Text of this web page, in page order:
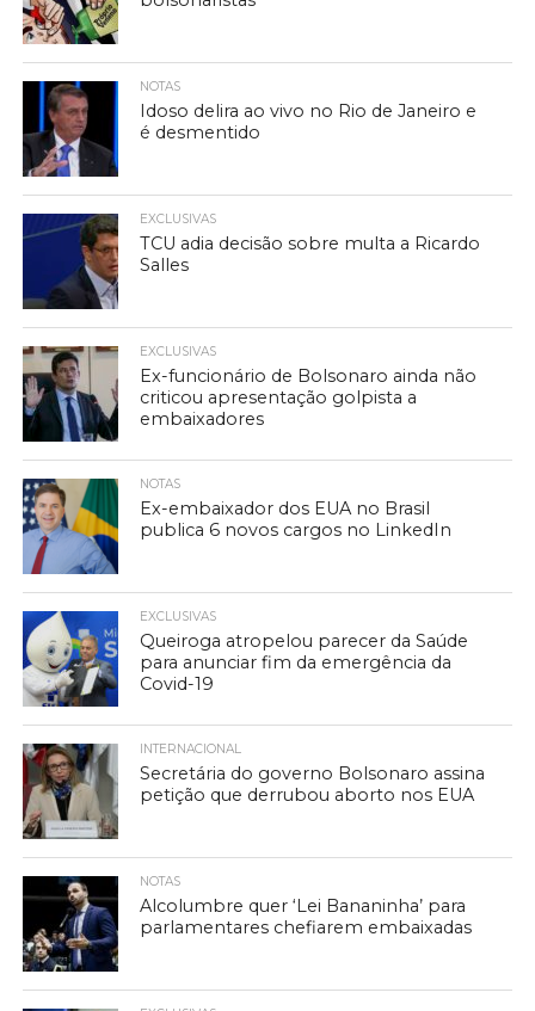
NOTAS
Idoso delira ao vivo no Rio de Janeiro e
é desmentido
EXCLUSIVAS
TCU adia decisão sobre multa a Ricardo
Salles
EXCLUSIVAS
Ex-funcionário de Bolsonaro ainda não
criticou apresentação golpista a
embaixadores
NOTAS
Ex-embaixador dos EUA no Brasil
publica 6 novos cargos no LinkedIn
EXCLUSIVAS
Queiroga atropelou parecer da Saúde
para anunciar fim da emergência da
Covid-19
INTERNACIONAL
Secretária do governo Bolsonaro assina
petição que derrubou aborto nos EUA
NOTAS
Alcolumbre quer ‘Lei Bananinha’ para
parlamentares chefiarem embaixadas